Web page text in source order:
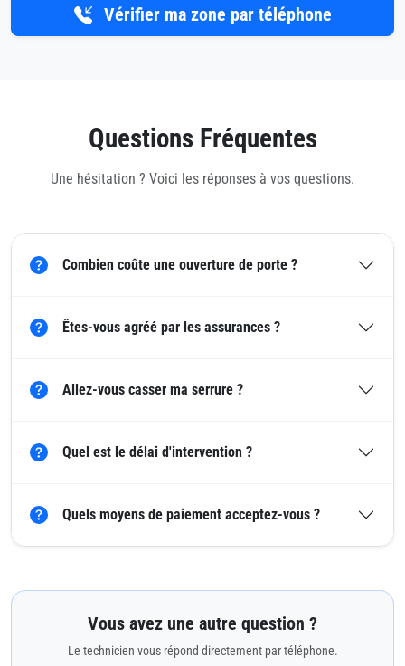
Vérifier ma zone par téléphone
Questions Fréquentes
Une hésitation ? Voici les réponses à vos questions.
Combien coûte une ouverture de porte ?
Êtes-vous agréé par les assurances ?
Allez-vous casser ma serrure ?
Quel est le délai d'intervention ?
Quels moyens de paiement acceptez-vous ?
Vous avez une autre question ?
Le technicien vous répond directement par téléphone.